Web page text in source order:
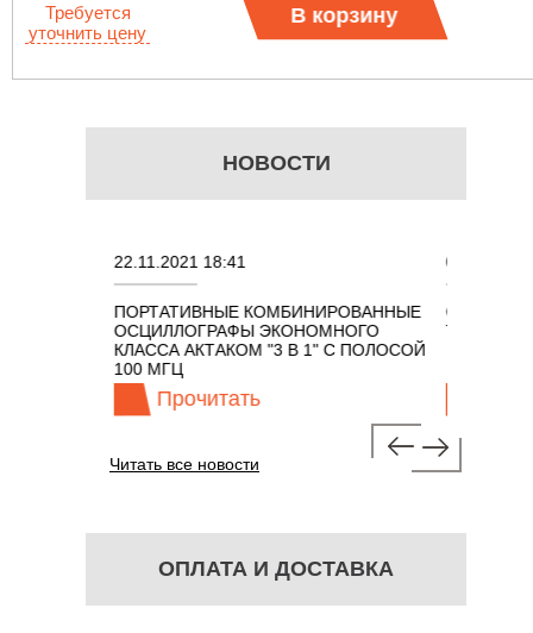
НОВОСТИ
18:41
КОМБИНИРОВАННЫЕ
ЭКОНОМНОГО
АКТАКОМ "3 В 1" С ПОЛОСОЙ
02.08.2021 18:41
ОСЦИЛЛОГРАФЫ
TECHNOLOGIES СЕРИИ
Читать все новости
ОПЛАТА И ДОСТАВКА
Требуется
уточнить цену
В корзину